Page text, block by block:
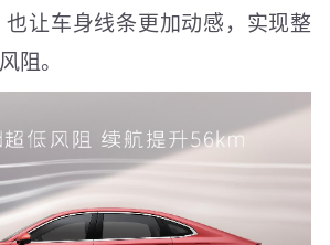
让车身线条更加动感，实现整
阻。